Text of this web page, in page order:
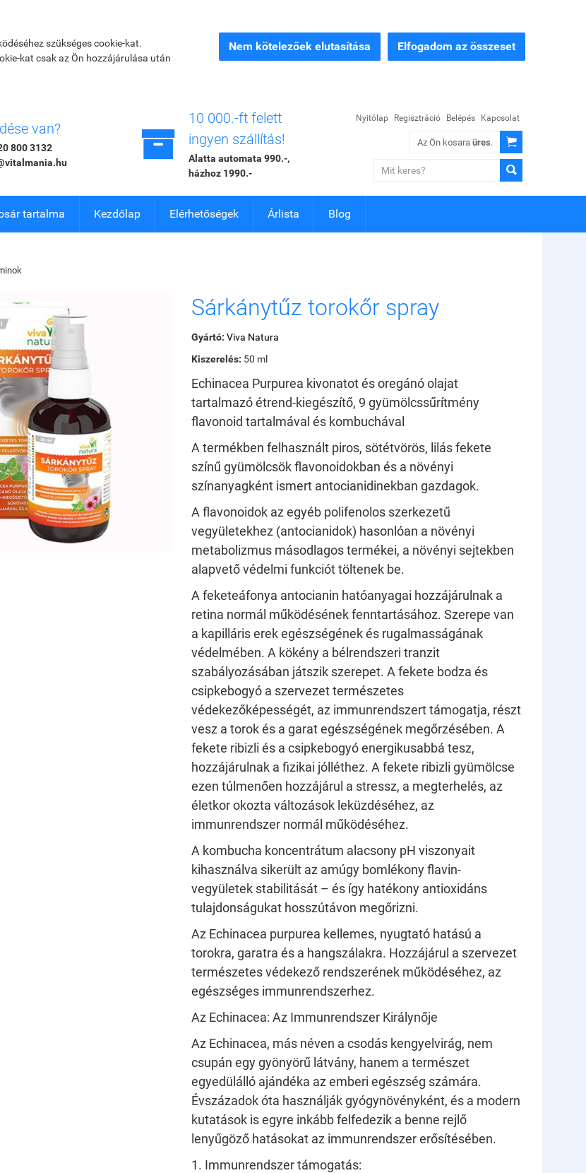
szükséges cookie-kat.
kat csak az Ön hozzájárulása után
Nem kötelezőek elutasítása Elfogadom az összeset
van?
800 3132

10 000.-ft felett
ingyen szállítás!
Alatta automata 990.-,
házhoz 1990.-
Nyitólap Regisztráció Belépés Kapcsolat
Az Ön kosara üres.


tartalma Kezdőlap Elérhetőségek Árlista Blog
Sárkánytűz torokőr spray
Gyártó:Viva Natura
Kiszerelés: 50 ml
Echinacea Purpurea kivonatot és oregánó olajat
tartalmazó étrend-kiegészítő, 9 gyümölcssűrítmény
flavonoid tartalmával és kombuchával
A termékben felhasznált piros, sötétvörös, lilás fekete
színű gyümölcsök flavonoidokban és a növényi
színanyagként ismert antocianidinekban gazdagok.
A flavonoidok az egyéb polifenolos szerkezetű
vegyületekhez (antocianidok) hasonlóan a növényi
metabolizmus másodlagos termékei, a növényi sejtekben
alapvető védelmi funkciót töltenek be.
A feketeáfonya antocianin hatóanyagai hozzájárulnak a
retina normál működésének fenntartásához. Szerepe van
a kapilláris erek egészségének és rugalmasságának
védelmében. A kökény a bélrendszeri tranzit
szabályozásában játszik szerepet. A fekete bodza és
csipkebogyó a szervezet természetes
védekezőképességét, az immunrendszert támogatja, részt
vesz a torok és a garat egészségének megőrzésében. A
fekete ribizli és a csipkebogyó energikusabbá tesz,
hozzájárulnak a fizikai jólléthez. A fekete ribizli gyümölcse
ezen túlmenően hozzájárul a stressz, a megterhelés, az
életkor okozta változások leküzdéséhez, az
immunrendszer normál működéséhez.
A kombucha koncentrátum alacsony pH viszonyait
kihasználva sikerült az amúgy bomlékony flavin-
vegyületek stabilitását – és így hatékony antioxidáns
tulajdonságukat hosszútávon megőrizni.
Az Echinacea purpurea kellemes, nyugtató hatású a
torokra, garatra és a hangszálakra. Hozzájárul a szervezet
természetes védekező rendszerének működéséhez, az
egészséges immunrendszerhez.
Az Echinacea: Az Immunrendszer Királynője
Az Echinacea, más néven a csodás kengyelvirág, nem
csupán egy gyönyörű látvány, hanem a természet
egyedülálló ajándéka az emberi egészség számára.
Évszázadok óta használják gyógynövényként, és a modern
kutatások is egyre inkább felfedezik a benne rejlő
lenyűgöző hatásokat az immunrendszer erősítésében.
1. Immunrendszer támogatás: